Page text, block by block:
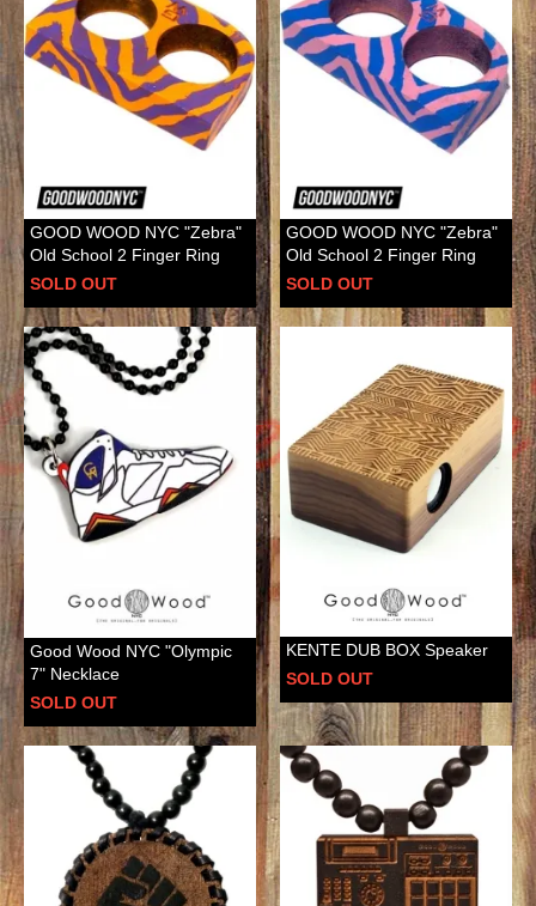
GOOD WOOD NYC "Zebra"
Old School 2 Finger Ring
SOLD OUT
GOOD WOOD NYC "Zebra"
Old School 2 Finger Ring
SOLD OUT
Good Wood NYC "Olympic
7" Necklace
SOLD OUT
KENTE DUB BOX Speaker
SOLD OUT